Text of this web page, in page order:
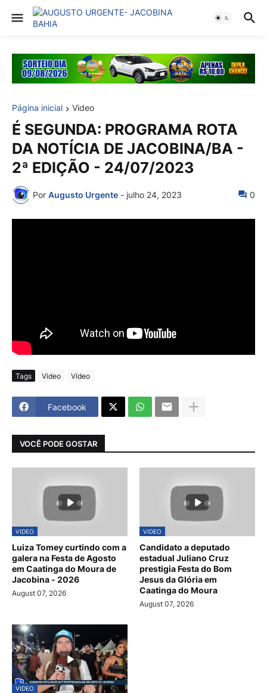
Página inicial Video
É SEGUNDA: PROGRAMA ROTA
DA NOTÍCIA DE JACOBINA/BA -
2ª EDIÇÃO - 24/07/2023
Por Augusto Urgente - julho 24, 2023 0
Tags Video Vídeo
Facebook
VOCÊ PODE GOSTAR
VIDEO
Luiza Tomey curtindo com a
galera na Festa de Agosto
em Caatinga do Moura de
Jacobina - 2026
August 07, 2026
VIDEO
Candidato a deputado
estadual Juliano Cruz
prestigia Festa do Bom
Jesus da Glória em
Caatinga do Moura
August 07, 2026
VIDEO